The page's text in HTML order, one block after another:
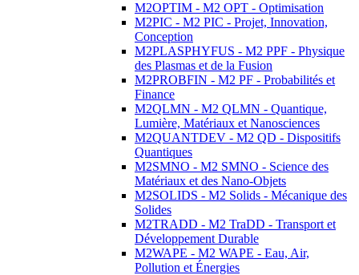
M2OPTIM - M2 OPT - Optimisation
M2PIC - M2 PIC - Projet, Innovation,
Conception
M2PLASPHYFUS - M2 PPF - Physique
des Plasmas et de la Fusion
M2PROBFIN - M2 PF - Probabilités et
Finance
M2QLMN - M2 QLMN - Quantique,
Lumière, Matériaux et Nanosciences
M2QUANTDEV - M2 QD - Dispositifs
Quantiques
M2SMNO - M2 SMNO - Science des
Matériaux et des Nano-Objets
M2SOLIDS - M2 Solids - Mécanique des
Solides
M2TRADD - M2 TraDD - Transport et
Développement Durable
M2WAPE - M2 WAPE - Eau, Air,
Pollution et Énergies